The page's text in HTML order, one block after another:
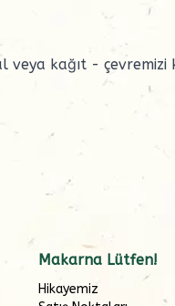
kağıt - çevremizi
Makarna Lütfen!
Hikayemiz